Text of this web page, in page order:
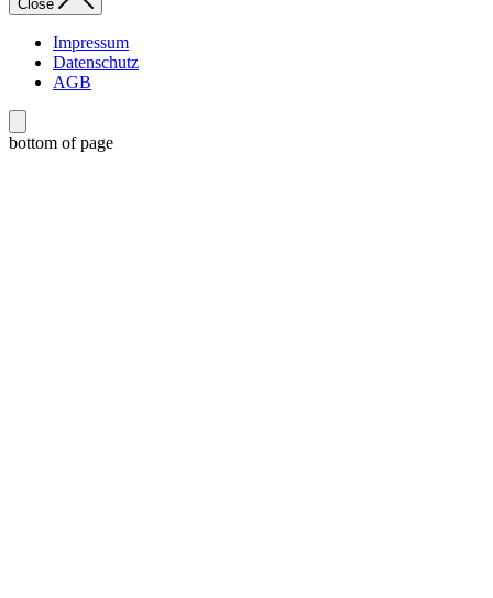
Close
Impressum
Datenschutz
AGB
bottom of page